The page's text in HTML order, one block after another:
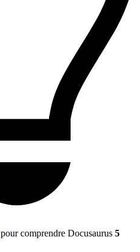
pour comprendre Docusaurus 5